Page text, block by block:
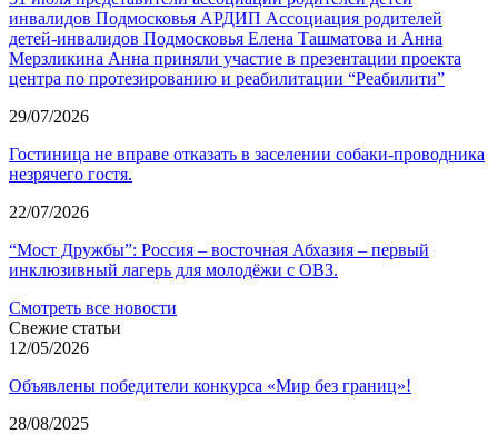
инвалидов Подмосковья АРДИП Ассоциация родителей
детей-инвалидов Подмосковья Елена Ташматова и Анна
Мерзликина Анна приняли участие в презентации проекта
центра по протезированию и реабилитации “Реабилити”
29/07/2026
Гостиница не вправе отказать в заселении собаки-проводника
незрячего гостя.
22/07/2026
“Мост Дружбы”: Россия – восточная Абхазия – первый
инклюзивный лагерь для молодёжи с ОВЗ.
Смотреть все новости
Свежие статьи
12/05/2026
Объявлены победители конкурса «Мир без границ»!
28/08/2025